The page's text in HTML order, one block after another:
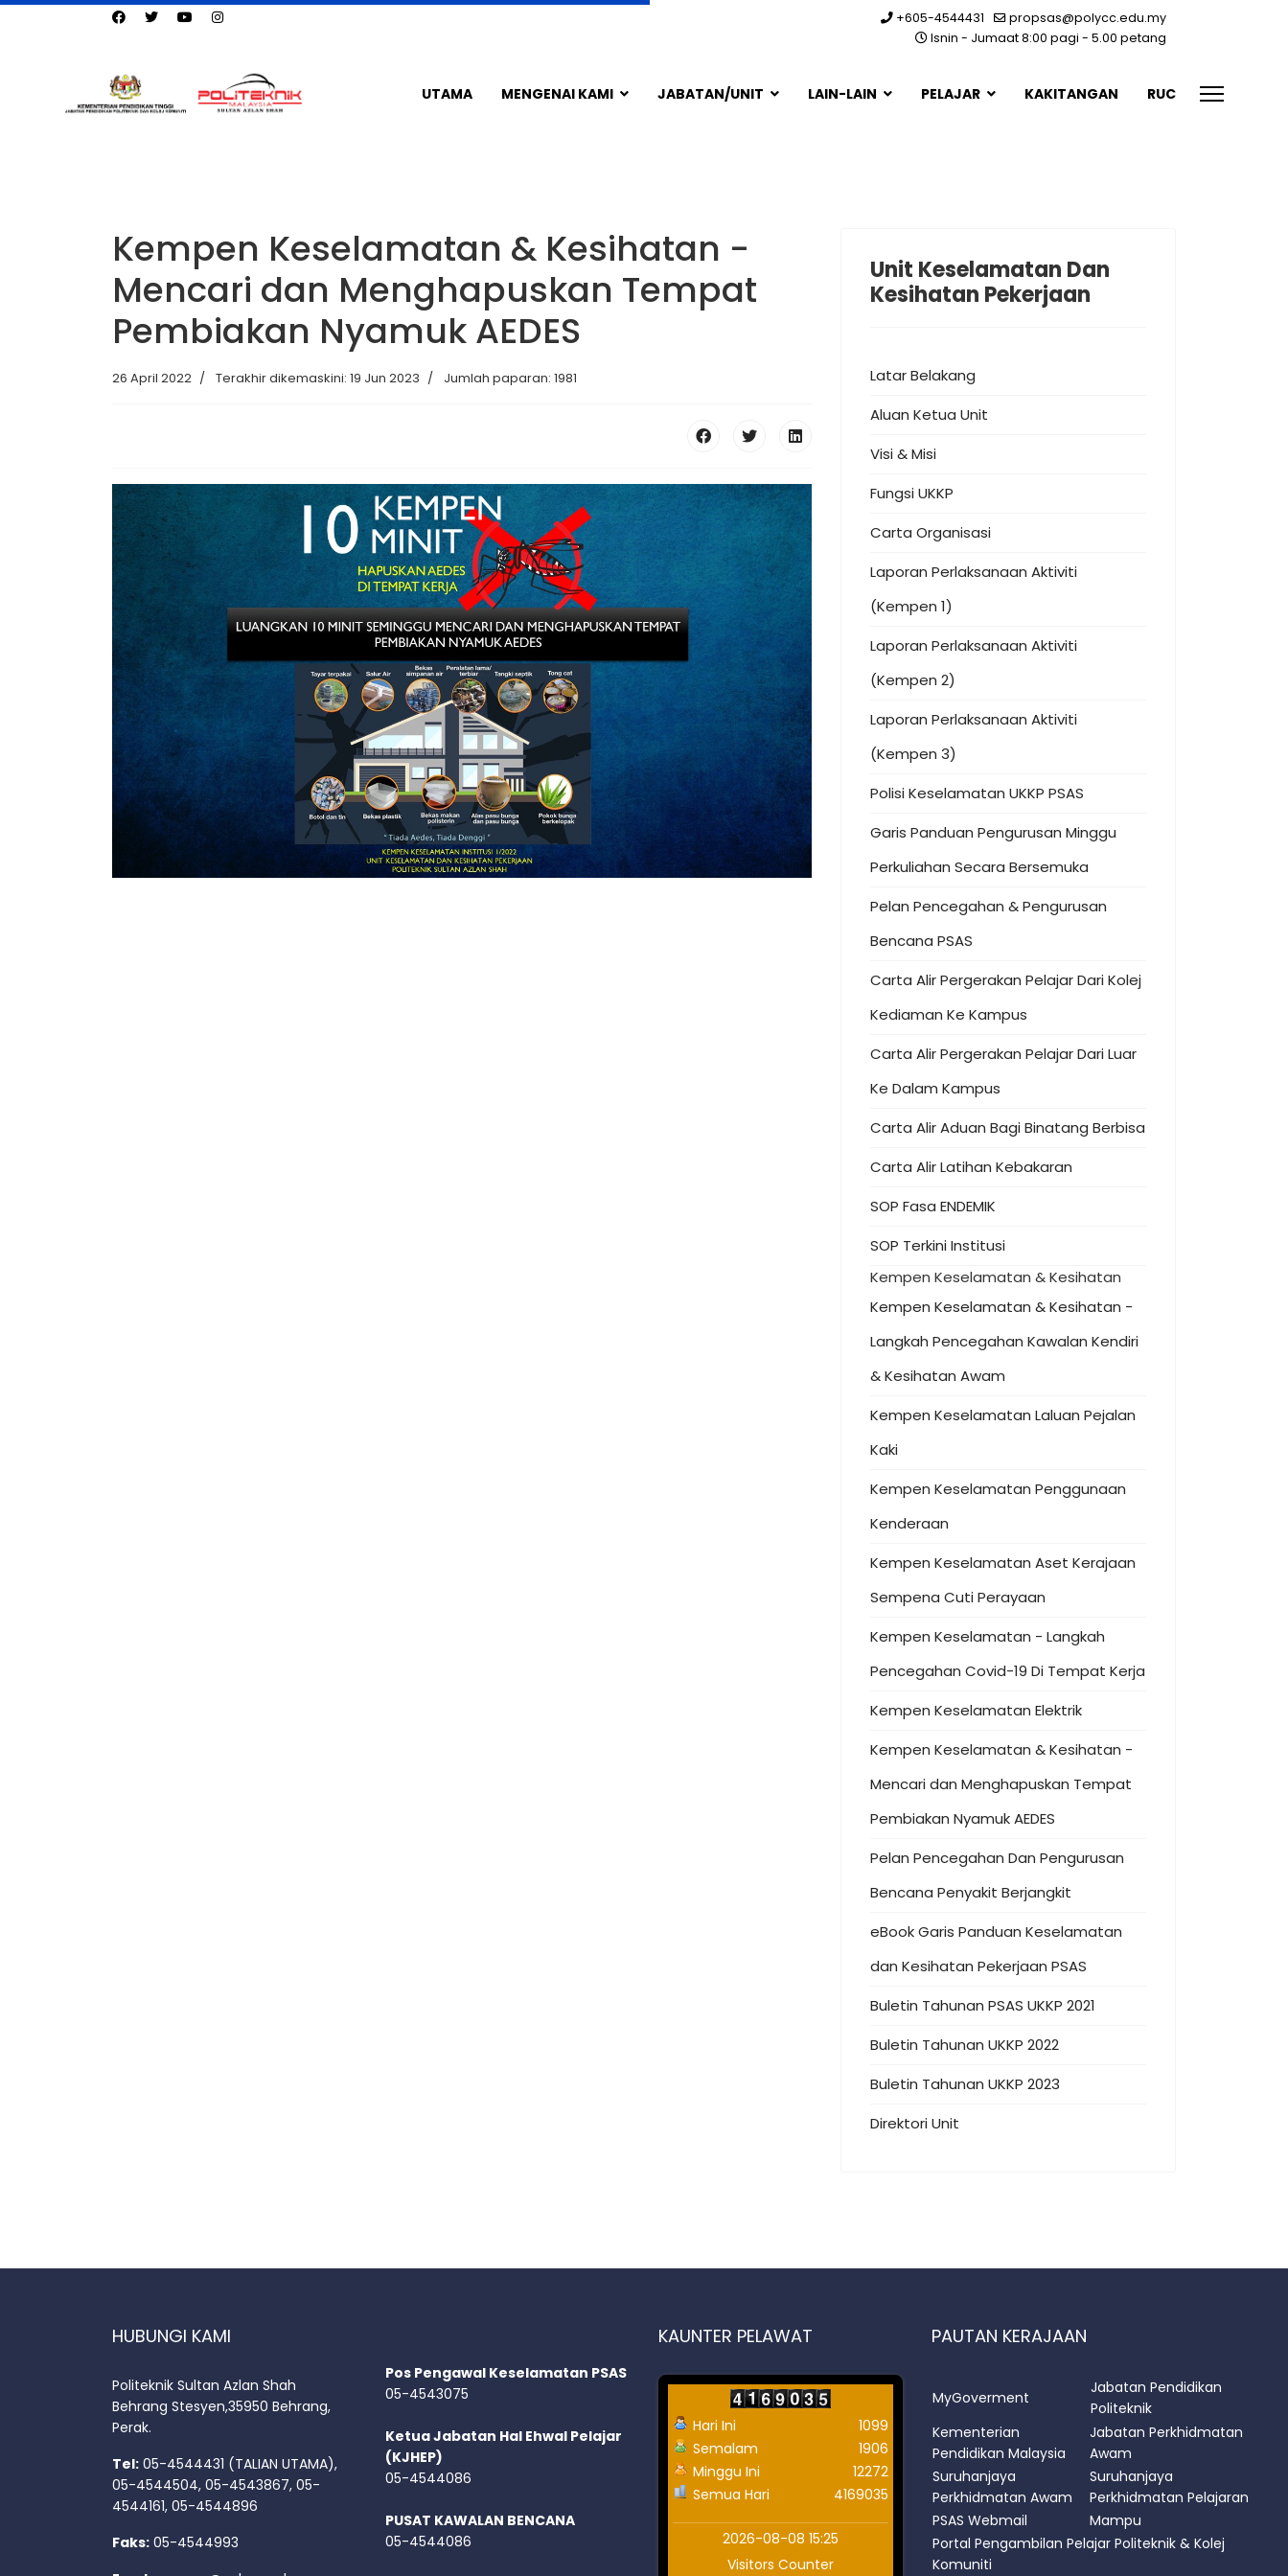
+605-4544431
propsas@polycc.edu.my
Isnin - Jumaat 8:00 pagi - 5.00 petang
UTAMA MENGENAI KAMI JABATAN/UNIT LAIN-LAIN PELAJAR KAKITANGAN RUC
Kempen Keselamatan & Kesihatan -
Mencari dan Menghapuskan Tempat
Pembiakan Nyamuk AEDES
26 April 2022 Terakhir dikemaskini: 19 Jun 2023 Jumlah paparan: 1981
Unit Keselamatan Dan
Kesihatan Pekerjaan
Latar Belakang
Aluan Ketua Unit
Visi & Misi
Fungsi UKKP
Carta Organisasi
Laporan Perlaksanaan Aktiviti
(Kempen 1)
Laporan Perlaksanaan Aktiviti
(Kempen 2)
Laporan Perlaksanaan Aktiviti
(Kempen 3)
Polisi Keselamatan UKKP PSAS
Garis Panduan Pengurusan Minggu
Perkuliahan Secara Bersemuka
Pelan Pencegahan & Pengurusan
Bencana PSAS
Carta Alir Pergerakan Pelajar Dari Kolej
Kediaman Ke Kampus
Carta Alir Pergerakan Pelajar Dari Luar
Ke Dalam Kampus
Carta Alir Aduan Bagi Binatang Berbisa
Carta Alir Latihan Kebakaran
SOP Fasa ENDEMIK
SOP Terkini Institusi
Kempen Keselamatan & Kesihatan
Kempen Keselamatan & Kesihatan -
Langkah Pencegahan Kawalan Kendiri
& Kesihatan Awam
Kempen Keselamatan Laluan Pejalan
Kaki
Kempen Keselamatan Penggunaan
Kenderaan
Kempen Keselamatan Aset Kerajaan
Sempena Cuti Perayaan
Kempen Keselamatan - Langkah
Pencegahan Covid-19 Di Tempat Kerja
Kempen Keselamatan Elektrik
Kempen Keselamatan & Kesihatan -
Mencari dan Menghapuskan Tempat
Pembiakan Nyamuk AEDES
Pelan Pencegahan Dan Pengurusan
Bencana Penyakit Berjangkit
eBook Garis Panduan Keselamatan
dan Kesihatan Pekerjaan PSAS
Buletin Tahunan PSAS UKKP 2021
Buletin Tahunan UKKP 2022
Buletin Tahunan UKKP 2023
Direktori Unit
HUBUNGI KAMI
Politeknik Sultan Azlan Shah
Behrang Stesyen,35950 Behrang,
Perak.
Tel: 05-4544431 (TALIAN UTAMA),
05-4544504, 05-4543867, 05-
4544161, 05-4544896
Faks: 05-4544993
Pos Pengawal Keselamatan PSAS
05-4543075
Ketua Jabatan Hal Ehwal Pelajar
(KJHEP)
05-4544086
PUSAT KAWALAN BENCANA
05-4544086
KAUNTER PELAWAT
Hari Ini
Semalam
Minggu Ini
Semua Hari
1099
1906
12272
4169035
2026-08-08 15:25
Visitors Counter
PAUTAN KERAJAAN
MyGoverment
Jabatan Pendidikan
Politeknik
Kementerian
Pendidikan Malaysia
Jabatan Perkhidmatan
Awam
Suruhanjaya
Perkhidmatan Awam
Suruhanjaya
Perkhidmatan Pelajaran
PSAS Webmail
Mampu
Portal Pengambilan Pelajar Politeknik & Kolej
Komuniti